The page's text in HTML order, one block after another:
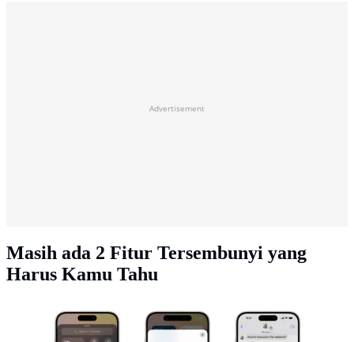
Advertisement
Masih ada 2 Fitur Tersembunyi yang
Harus Kamu Tahu